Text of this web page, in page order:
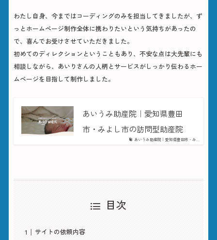
わたし自身、今まではコーディングのみを担当してきましたが、ず
っとホームページ制作全体に携わりたいという気持ちがあったの
で、喜んでお受けさせていただきました。
初めてのディレクションということもあり、不安な点は大先輩にも
相談しながら、あいりさんの人柄とサービスがしっかり伝わるホー
ムページを目指して制作しました。
あいうみ助産院｜愛知県豊田市・み...
あいうみ助産院｜愛知県豊田
市・みよし市の訪問型助産院
目次
サイトの依頼内容